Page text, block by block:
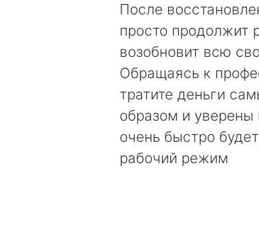
После
просто продолжит
возобновит всю
Обращаясь к
тратите деньги
образом и уверены
очень быстро
рабочий режим